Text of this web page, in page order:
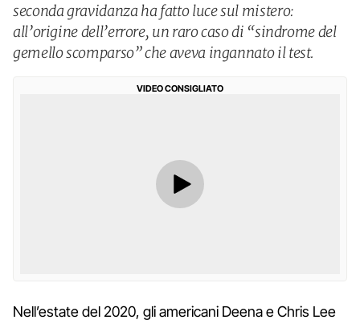
seconda gravidanza ha fatto luce sul mistero:
all’origine dell’errore, un raro caso di “sindrome del
gemello scomparso” che aveva ingannato il test.
VIDEO CONSIGLIATO
Nell’estate del 2020, gli americani Deena e Chris Lee